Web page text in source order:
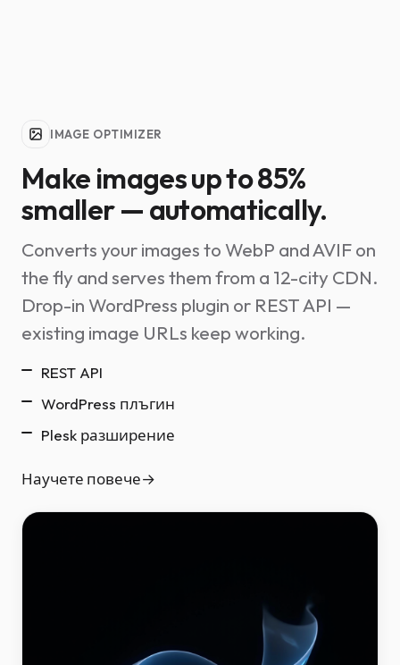
IMAGE OPTIMIZER
Make images up to 85%
smaller — automatically.
Converts your images to WebP and AVIF on
the fly and serves them from a 12-city CDN.
Drop-in WordPress plugin or REST API —
existing image URLs keep working.
REST API
WordPress плъгин
Plesk разширение
Научете повече